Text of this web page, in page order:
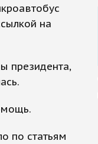
на
президента,
по статьям